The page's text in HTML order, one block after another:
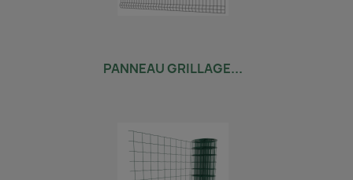
PANNEAU GRILLAGE...